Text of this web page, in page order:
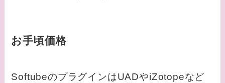
お手頃価格
SoftubeのプラグインはUADやiZotopeなど